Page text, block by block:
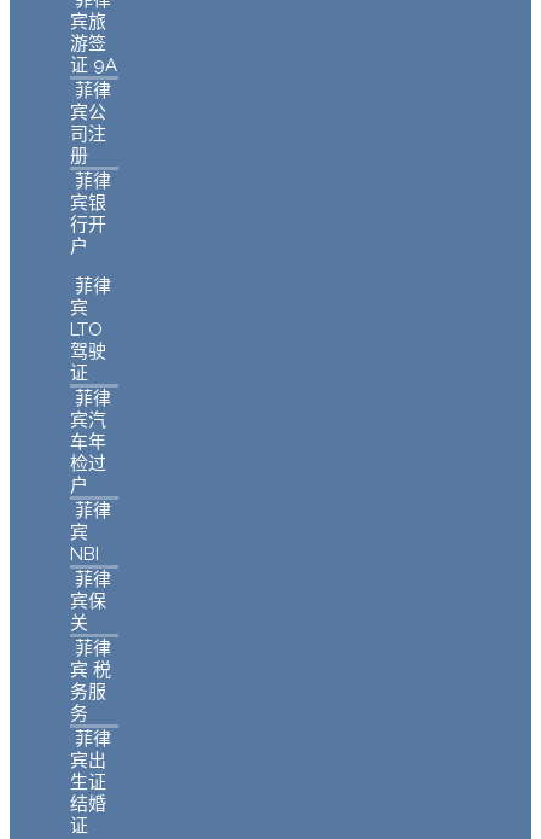
宾旅
游签
证 9A
菲律
宾公
司注
册
菲律
宾银
行开
户
菲律
宾
LTO
驾驶
证
菲律
宾汽
车年
检过
户
菲律
宾
NBI
菲律
宾保
关
菲律
宾 税
务服
务
菲律
宾出
生证
结婚
证